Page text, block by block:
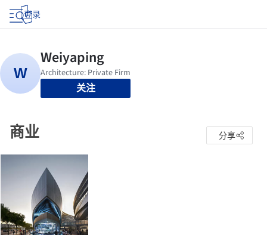
登录
关注
商业 分享